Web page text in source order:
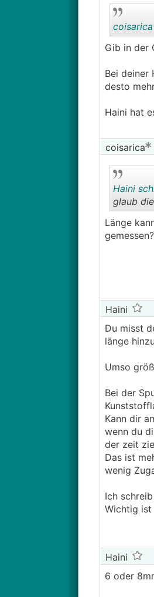
Gib in der
Bei deiner
desto
Haini hat
coisarica
Haini
glaub
Länge
Haini
Du misst
länge
Umso
Bei der
Kann dir
wenn du
der zeit
Das ist
wenig
Ich
Wichtig ist
Haini
6 oder